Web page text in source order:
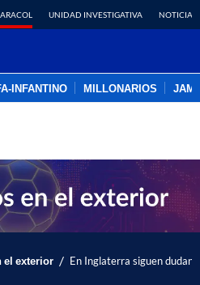
UNIDAD INVESTIGATIVA NOTICIAS
INFANTINO MILLONARIOS
el exterior / En Inglaterra siguen